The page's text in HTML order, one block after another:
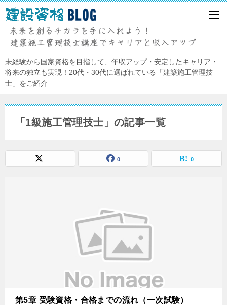
未経験から国家資格を目指して、年収アップ・安定したキャリア・
将来の独立も実現！20代・30代に選ばれている「建築施工管理技
士」をご紹介
「1級施工管理技士」の記事一覧
0 0
第5章 受験資格・合格までの流れ（一次試験）